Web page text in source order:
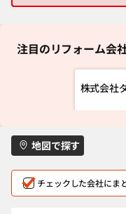
注目のリフォーム会
株式会社
地図で探す
チェックした会社にま